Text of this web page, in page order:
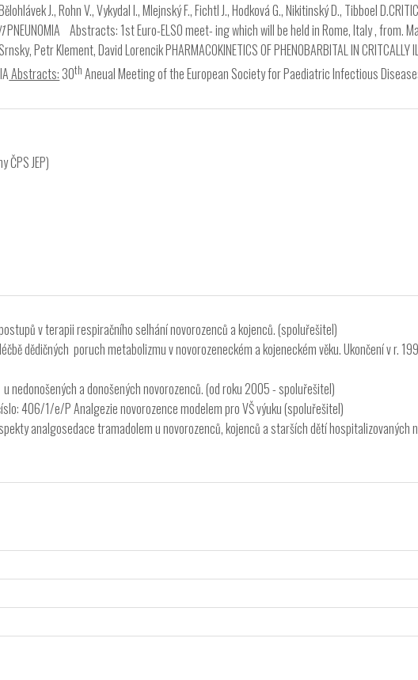
J., Rohn V., Vykydal I., Mlejnský F., Fichtl J., Hodková G., Nikitinský D., Tibboel
PNEUNOMIA Abstracts: 1st Euro-ELSO meet- ing which will be held in Rome, Italy , from.
Petr Klement, David Lorencik PHARMACOKINETICS OF PHENOBARBITAL IN CRITCALLY
Abstracts: 30th Aneual Meeting of the European Society for Paediatric Infectious
JEP)
v terapii respiračního selhání novorozenců a kojenců. (spoluřešitel)
dědičných poruch metabolizmu v novorozeneckém a kojeneckém věku. Ukončení v r.
nedonošených a donošených novorozenců. (od roku 2005 - spoluřešitel)
406/1/e/P Analgezie novorozence modelem pro VŠ výuku (spoluřešitel)
analgosedace tramadolem u novorozenců, kojenců a starších dětí hospitalizovaných